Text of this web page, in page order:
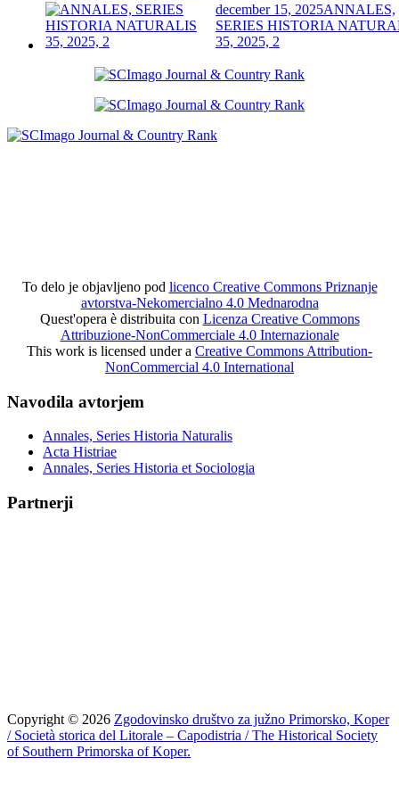
december 15, 2025ANNALES,
SERIES HISTORIA
35, 2025, 2
To delo je objavljeno pod licenco Creative Commons Priznanje
avtorstva-Nekomercialno 4.0 Mednarodna
Quest'opera è distribuita con Licenza Creative Commons
Attribuzione-NonCommerciale 4.0 Internazionale
This work is licensed under a Creative Commons Attribution-
NonCommercial 4.0 International
Navodila avtorjem
Annales, Series Historia Naturalis
Acta Histriae
Annales, Series Historia et Sociologia
Partnerji
Copyright © 2026 Zgodovinsko društvo za južno Primorsko, Koper
/ Società storica del Litorale – Capodistria / The Historical Society
of Southern Primorska of Koper.